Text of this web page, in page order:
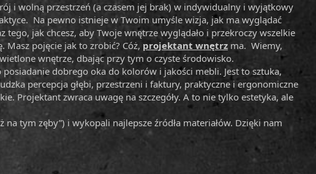
i wolną przestrzeń (a czasem jej brak) w indywidualny i wyjątkowy
Na pewno istnieje w Twoim umyśle wizja, jak ma wyglądać
jak chcesz, aby Twoje wnętrze wyglądało i przekroczy wszelkie
Masz pojęcie jak to zrobić? Cóż, projektant wnętrz ma. Wiemy,
wnętrze, dbając przy tym o czyste środowisko.
dobrego oka do kolorów i jakości mebli. Jest to sztuka,
percepcja głębi, przestrzeni i faktury, praktyczne i ergonomiczne
Projektant zwraca uwagę na szczegóły. A to nie tylko estetyka, ale
tym zęby”) i wykopali najlepsze źródła materiałów. Dzięki nam